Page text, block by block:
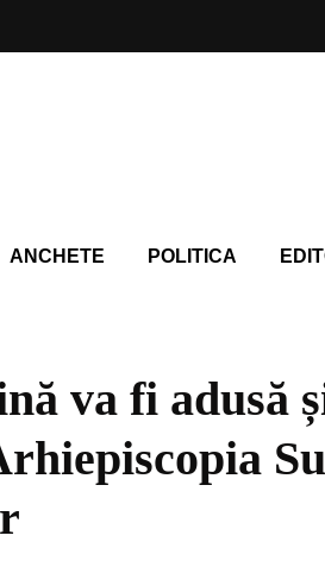
ANCHETE POLITICA
va fi adusă